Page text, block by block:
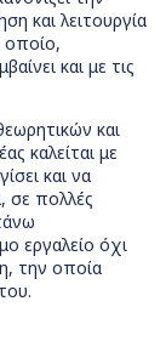
και λειτουργία
και με τις
και
καλείται με
και να
σε πολλές
εργαλείο όχι
την οποία